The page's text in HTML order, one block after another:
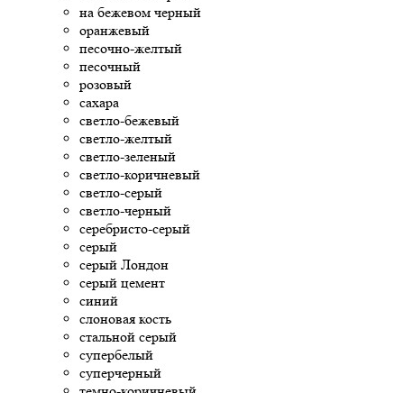
на бежевом черный
оранжевый
песочно-желтый
песочный
розовый
сахара
светло-бежевый
светло-желтый
светло-зеленый
светло-коричневый
светло-серый
светло-черный
серебристо-серый
серый
серый Лондон
серый цемент
синий
слоновая кость
стальной серый
супербелый
суперчерный